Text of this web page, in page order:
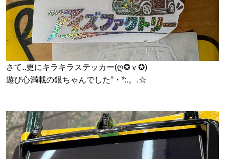
さて..更にキラキラステッカー(ღ✪ｖ✪)
遊び心満載の銀ちゃんでした°・*:.。.☆